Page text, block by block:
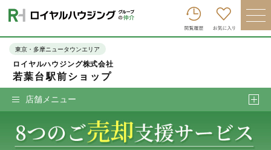
東京・多摩ニュータウンエリア
ロイヤルハウジング株式会社
若葉台駅前ショップ
店舗メニュー
ロイヤルハウジンググループトップへ
買いたい
売りたい
借りたい
貸したい
店舗を探す